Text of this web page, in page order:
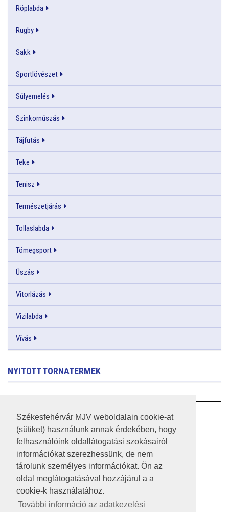
Székesfehérvár MJV weboldalain cookie-at
(sütiket) használunk annak érdekében, hogy
felhasználóink oldallátogatási szokásairól
információkat szerezhessünk, de nem
tárolunk személyes információkat. Ön az
oldal meglátogatásával hozzájárul a a
cookie-k használatához.
További információ az adatkezelési
Röplabda
Rugby
Sakk
Sportlövészet
Súlyemelés
Szinkornúszás
Tájfutás
Teke
Tenisz
Természetjárás
Tollaslabda
Tömegsport
Úszás
Vitorlázás
Vizilabda
Vívás
NYITOTT TORNATERMEK
RSS
A HONLAP 2017.03.31-I ÁLLAPOTA
JOGI NYILATKOZAT
IMPRESSZUM